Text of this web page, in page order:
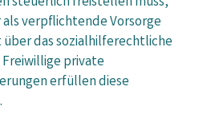
verpflichtende Vorsorge
das sozialhilferechtliche
Freiwillige private
erfüllen diese